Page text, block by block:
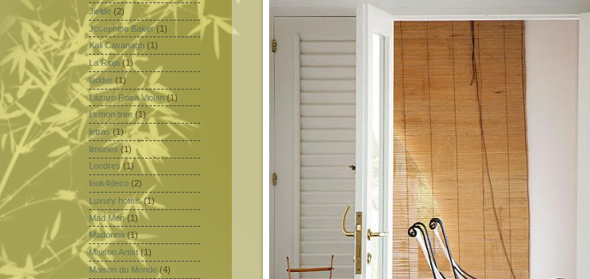
Jielde (2)
Josephine Baker (1)
Kali Cavanagh (1)
La Rioja (1)
ladder (1)
Lázaro Rosa Violan (1)
Lemon tree (1)
letras (1)
limones (1)
Londres (1)
look4deco (2)
Luxury hotels (1)
Mad Men (1)
Madonna (1)
Maison Artist (1)
Maison du Monde (4)